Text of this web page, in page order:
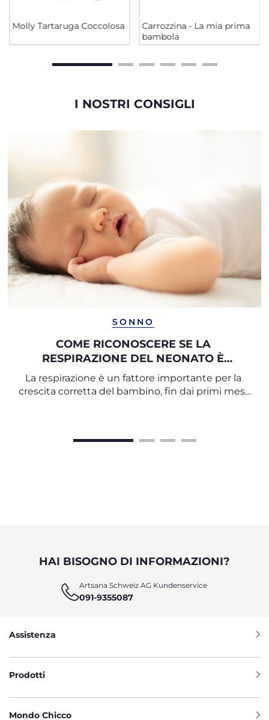
Molly Tartaruga Coccolosa
Carrozzina - La mia prima
bambola
I NOSTRI CONSIGLI
SONNO
COME RICONOSCERE SE LA
RESPIRAZIONE DEL NEONATO È
CORRETTA
La respirazione è un fattore importante per la
crescita corretta del bambino, fin dai primi mesi
HAI BISOGNO DI INFORMAZIONI?
Artsana Schweiz AG Kundenservice
091-9355087
Assistenza
Prodotti
Mondo Chicco